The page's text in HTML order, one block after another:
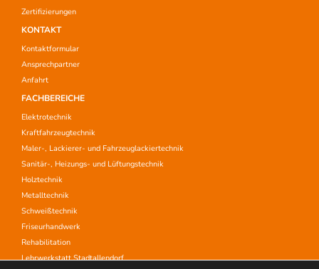
Zertifizierungen
KONTAKT
Kontaktformular
Ansprechpartner
Anfahrt
FACHBEREICHE
Elektrotechnik
Kraftfahrzeugtechnik
Maler-, Lackierer- und Fahrzeuglackiertechnik
Sanitär-, Heizungs- und Lüftungstechnik
Holztechnik
Metalltechnik
Schweißtechnik
Friseurhandwerk
Rehabilitation
Lehrwerkstatt Stadtallendorf